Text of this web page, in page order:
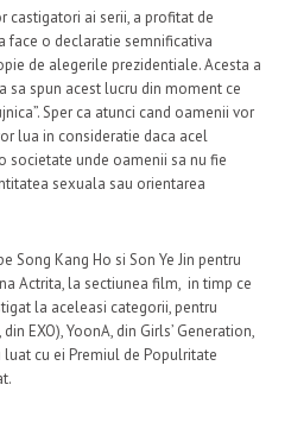
castigatori ai serii, a profitat de
face o declaratie semnificativa
de alegerile prezidentiale. Acesta a
sa spun acest lucru din moment ce
Sper ca atunci cand oamenii vor
lua in consideratie daca acel
societate unde oamenii sa nu fie
sexuala sau orientarea
Kang Ho si Son Ye Jin pentru
Actrita, la sectiunea film, in timp ce
la aceleasi categorii, pentru
EXO), YoonA, din Girls’ Generation,
luat cu ei Premiul de Populritate